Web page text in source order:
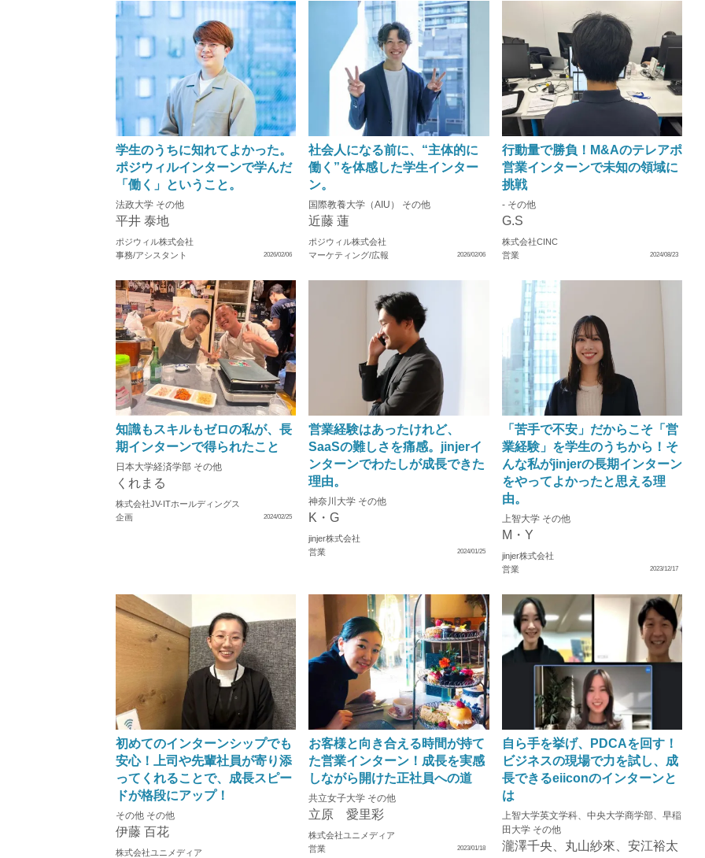
学生のうちに知れてよかった。
ポジウィルインターンで学んだ
「働く」ということ。
法政大学 その他
平井 泰地
ポジウィル株式会社
事務/アシスタント
2026/02/06
社会人になる前に、“主体的に
働く”を体感した学生インター
ン。
国際教養大学（AIU） その他
近藤 蓮
ポジウィル株式会社
マーケティング/広報
2026/02/06
行動量で勝負！M&Aのテレアポ
営業インターンで未知の領域に
挑戦
- その他
G.S
株式会社CINC
営業
2024/08/23
知識もスキルもゼロの私が、長
期インターンで得られたこと
日本大学経済学部 その他
くれまる
株式会社JV-ITホールディングス
企画
2024/02/25
営業経験はあったけれど、
SaaSの難しさを痛感。jinjerイ
ンターンでわたしが成長できた
理由。
神奈川大学 その他
K・G
jinjer株式会社
営業
2024/01/25
「苦手で不安」だからこそ「営
業経験」を学生のうちから！そ
んな私がjinjerの長期インターン
をやってよかったと思える理
由。
上智大学 その他
M・Y
jinjer株式会社
営業
2023/12/17
初めてのインターンシップでも
安心！上司や先輩社員が寄り添
ってくれることで、成長スピー
ドが格段にアップ！
その他 その他
伊藤 百花
株式会社ユニメディア
お客様と向き合える時間が持て
た営業インターン！成長を実感
しながら開けた正社員への道
共立女子大学 その他
立原 愛里彩
株式会社ユニメディア
営業
2023/01/18
自ら手を挙げ、PDCAを回す！
ビジネスの現場で力を試し、成
長できるeiiconのインターンと
は
上智大学英文学科、中央大学商学部、早稲
田大学 その他
瀧澤千央、丸山紗來、安江裕太